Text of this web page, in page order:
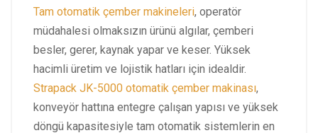
Tam otomatik çember makineleri, operatör
müdahalesi olmaksızın ürünü algılar, çemberi
besler, gerer, kaynak yapar ve keser. Yüksek
hacimli üretim ve lojistik hatları için idealdir.
Strapack JK-5000 otomatik çember makinası,
konveyör hattına entegre çalışan yapısı ve yüksek
döngü kapasitesiyle tam otomatik sistemlerin en